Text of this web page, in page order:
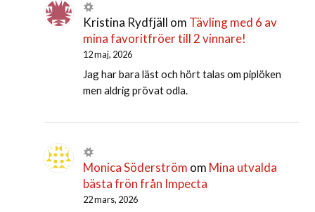
Kristina Rydfjäll om Tävling med 6 av
mina favoritfröer till 2 vinnare!
12 maj, 2026
Jag har bara läst och hört talas om piplöken
men aldrig prövat odla.
Monica Söderström om Mina utvalda
bästa frön från Impecta
22 mars, 2026